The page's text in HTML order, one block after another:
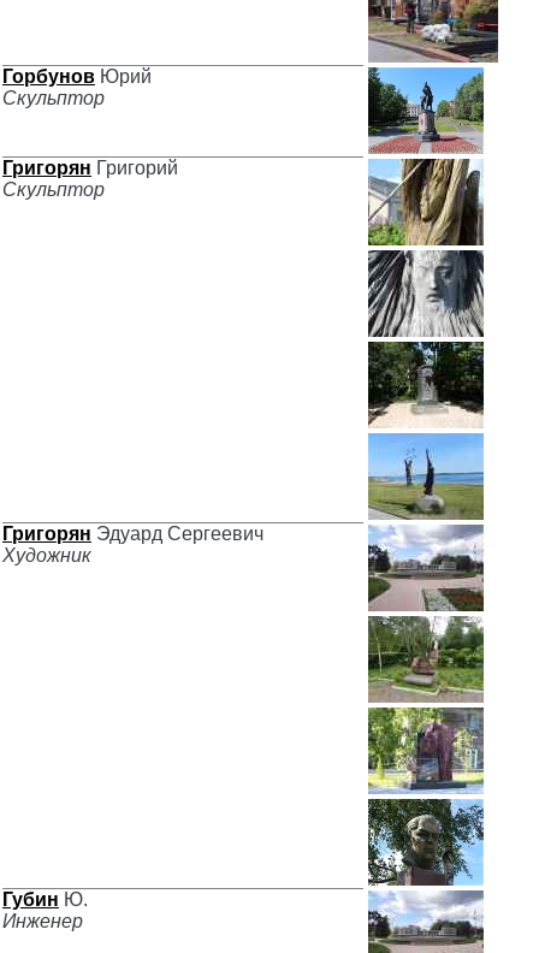
Горбунов Юрий
Скульптор
Григорян Григорий
Скульптор
Григорян Эдуард Сергеевич
Художник
Губин Ю.
Инженер